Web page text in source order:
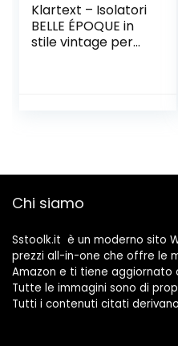
Klartext – Isolatori
BELLE ÉPOQUE in
stile vintage per
Chi siamo
Sstoolk.it è un moderno sito
prezzi all-in-one che offre le
Amazon e ti tiene aggiornato
Tutte le immagini sono di
Tutti i contenuti citati